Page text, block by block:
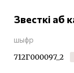
Звесткі аб
шыфр
712Г000097_2